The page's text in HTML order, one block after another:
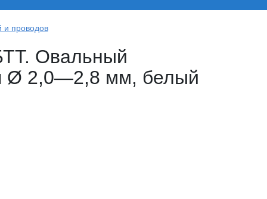
и проводов
Овальный
Ø 2,0—2,8 мм, белый